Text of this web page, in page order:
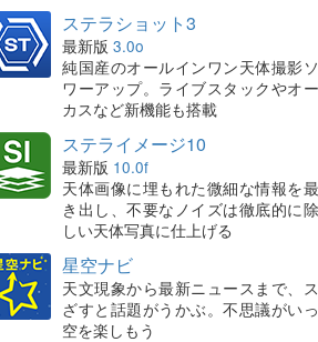
ステラショット3
最新版 3.0o
純国産のオールインワン天体撮影
ワーアップ。ライブスタックやオ
カスなど新機能も搭載
ステライメージ10
最新版 10.0f
天体画像に埋もれた微細な情報を
き出し、不要なノイズは徹底的に
しい天体写真に仕上げる
星空ナビ
天文現象から最新ニュースまで、
ざすと話題がうかぶ。不思議がい
空を楽しもう